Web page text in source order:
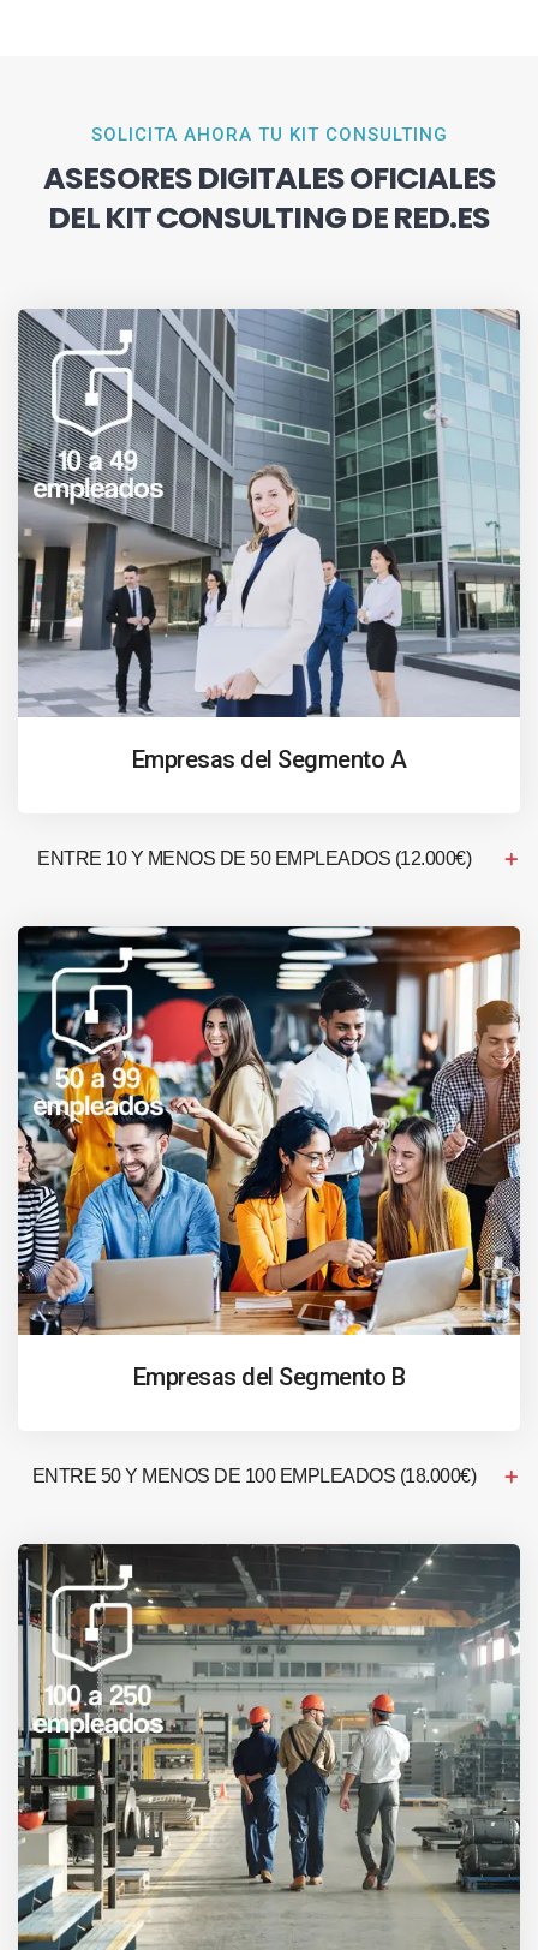
SOLICITA AHORA TU KIT CONSULTING
ASESORES DIGITALES OFICIALES
DEL KIT CONSULTING DE RED.ES
Empresas del Segmento A
ENTRE 10 Y MENOS DE 50 EMPLEADOS (12.000€)
Empresas del Segmento B
ENTRE 50 Y MENOS DE 100 EMPLEADOS (18.000€)